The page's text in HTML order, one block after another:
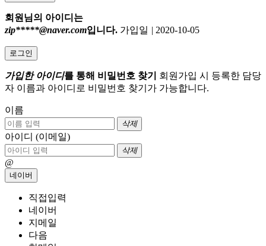
회원님의 아이디는
zip*****@naver.com입니다. 가입일 | 2020-10-05
로그인
가입한 아이디를 통해 비밀번호 찾기
회원가입 시 등록한 담당
자 이름과 아이디로 비밀번호 찾기가 가능합니다.
이름
삭제
아이디 (이메일)
삭제
@
네이버
직접입력
네이버
지메일
다음